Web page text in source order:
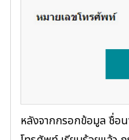
หลังจากกรอกข้อมูล ชื่อ